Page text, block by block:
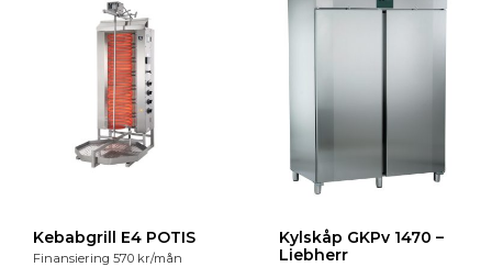
Kebabgrill E4 POTIS
Finansiering 570 kr/mån
Kylskåp GKPv 1470 –
Liebherr